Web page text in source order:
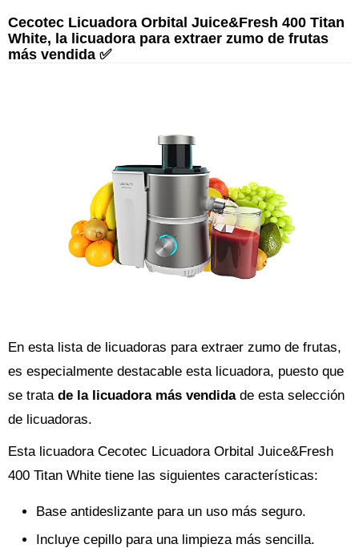
Cecotec Licuadora Orbital Juice&Fresh 400 Titan
White, la licuadora para extraer zumo de frutas
más vendida ✅
En esta lista de licuadoras para extraer zumo de frutas,
es especialmente destacable esta licuadora, puesto que
se trata de la licuadora más vendidade esta selección
de licuadoras.
Esta licuadora Cecotec Licuadora Orbital Juice&Fresh
400 Titan White tiene las siguientes características:
Base antideslizante para un uso más seguro.
Incluye cepillo para una limpieza más sencilla.